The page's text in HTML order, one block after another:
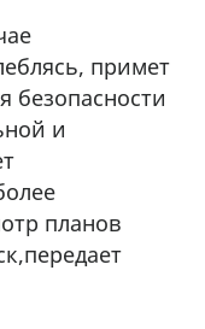
примет
безопасности
и
планов